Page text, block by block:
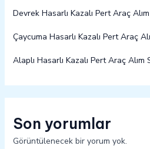
Devrek Hasarlı Kazalı Pert Araç
Çaycuma Hasarlı Kazalı Pert Araç
Alaplı Hasarlı Kazalı Pert Araç Alım
Son yorumlar
Görüntülenecek bir yorum yok.